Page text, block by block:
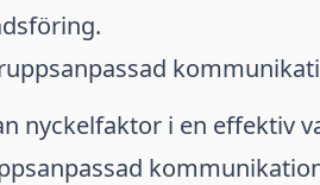
nyckelfaktor i en effektiv